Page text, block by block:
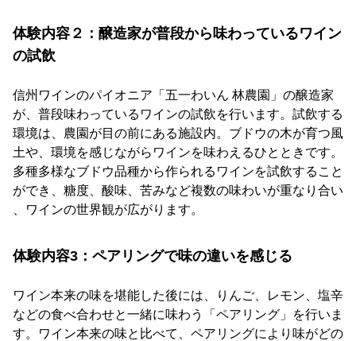
体験内容２：醸造家が普段から味わっているワイン
の試飲
信州ワインのパイオニア「五一わいん 林農園」の醸造家
が、普段味わっているワインの試飲を行います。試飲する
環境は、農園が目の前にある施設内。ブドウの木が育つ風
土や、環境を感じながらワインを味わえるひとときです。
多種多様なブドウ品種から作られるワインを試飲すること
ができ、糖度、酸味、苦みなど複数の味わいが重なり合い
、ワインの世界観が広がります。
体験内容3：ペアリングで味の違いを感じる
ワイン本来の味を堪能した後には、りんご、レモン、塩辛
などの食べ合わせと一緒に味わう「ペアリング」を行いま
す。ワイン本来の味と比べて、ペアリングにより味がどの